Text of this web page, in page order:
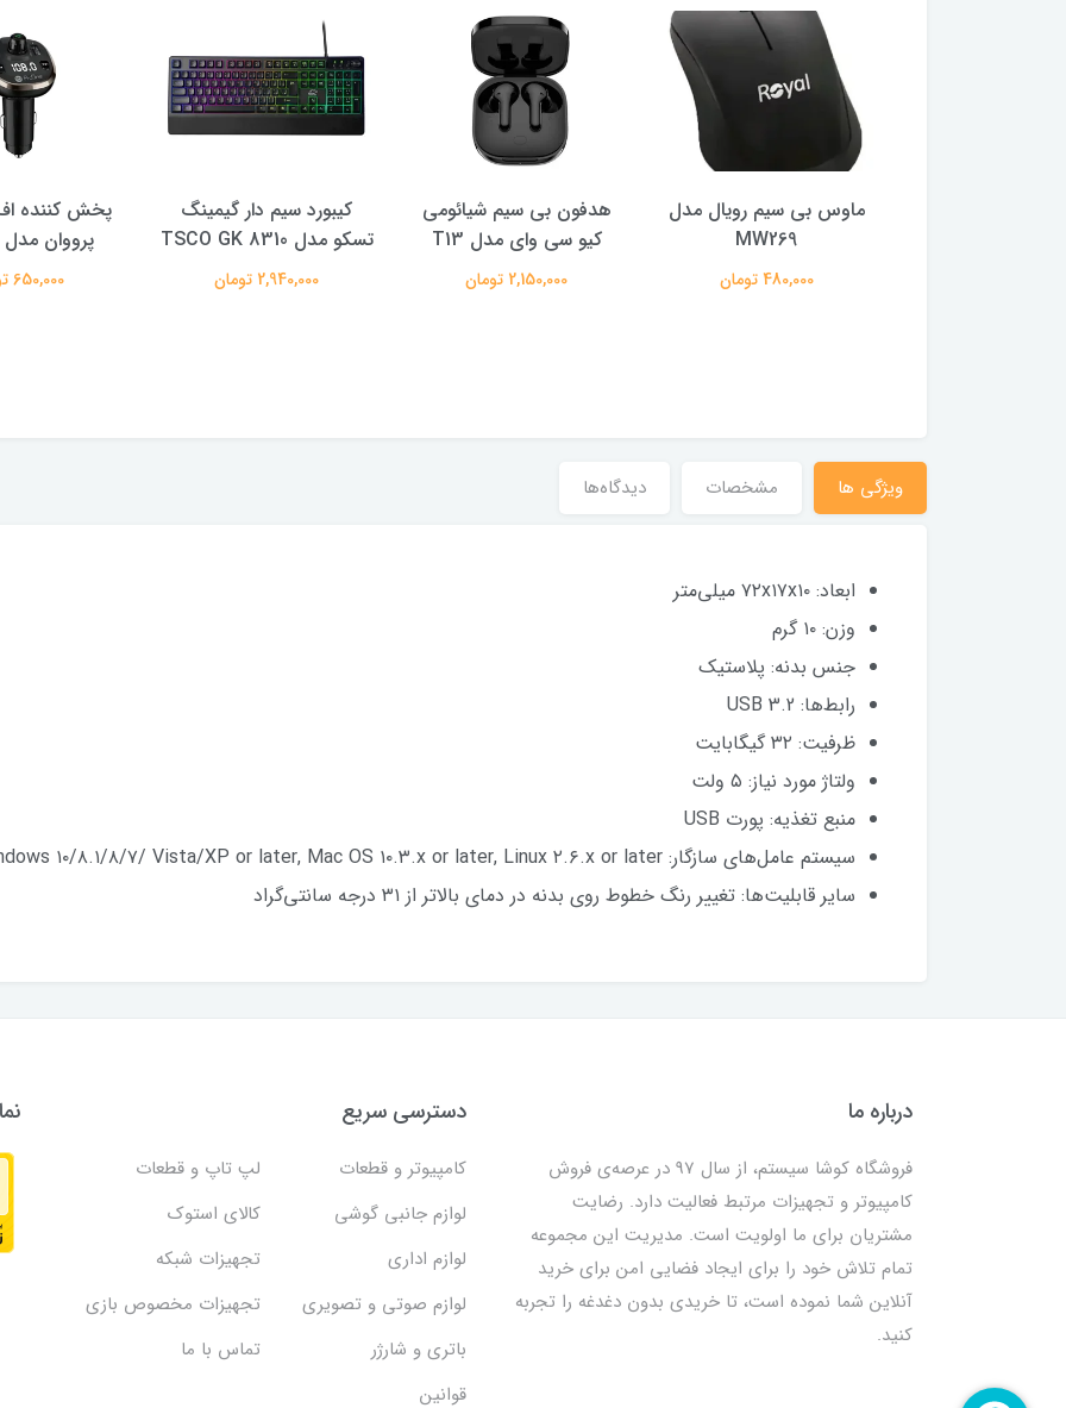
ماوس بی سیم رویال مدل
MW269
480,000 تومان
هدفون بی سیم شیائومی
کیو سی وای مدل T13
2,150,000 تومان
کیبورد سیم دار گیمینگ
تسکو مدل TSCO GK 8310
2,940,000 تومان
پخش کننده
پرووان مدل PFT93
650,000 تومان
ویژگی ها مشخصات دیدگاه‌ها
ابعاد: ۷۲x۱۷x۱۰ میلی‌متر
وزن: ۱۰ گرم
جنس بدنه: پلاستیک
رابط‌ها: USB 3.2
ظرفیت: ۳۲ گیگابایت
ولتاژ مورد نیاز: ۵ ولت
منبع تغذیه: پورت USB
سیستم‌ عامل‌های سازگار: Windows ۱۰/۸.۱/۸/۷/ Vista/XP or later, Mac OS ۱۰.۳.x or later, Linux ۲.۶.x or later
سایر قابلیت‌ها: تغییر رنگ خطوط روی بدنه در دمای بالاتر از ۳۱ درجه سانتی‌گراد
درباره ما
فروشگاه کوشا سیستم، از سال 97 در عرصه‌ی فروش
کامپیوتر و تجهیزات مرتبط فعالیت دارد. رضایت
مشتریان برای ما اولویت است. مدیریت این مجموعه
تمام تلاش خود را برای ایجاد فضایی امن برای خرید
آنلاین شما نموده است، تا خریدی بدون دغدغه را تجربه
کنید.
دسترسی سریع
کامپیوتر و قطعات
لپ تاپ و قطعات
لوازم جانبی گوشی
کالای استوک
لوازم اداری
تجهیزات شبکه
لوازم صوتی و تصویری
تجهیزات مخصوص بازی
باتری و شارژر
تماس با ما
قوانین